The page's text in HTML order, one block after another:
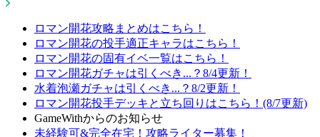
ロマン開花攻略まとめはこちら！
ロマン開花の投手適正キャラはこちら！
ロマン開花の固有イベ一覧はこちら！
ロマン開花ガチャは引くべき...？8/4更新！
水着泡瀬ガチャは引くべき...？8/2更新！
ロマン開花投手デッキと立ち回りはこちら！(8/7更新)
GameWithからのお知らせ
未経験可&完全在宅！攻略ライター募集！